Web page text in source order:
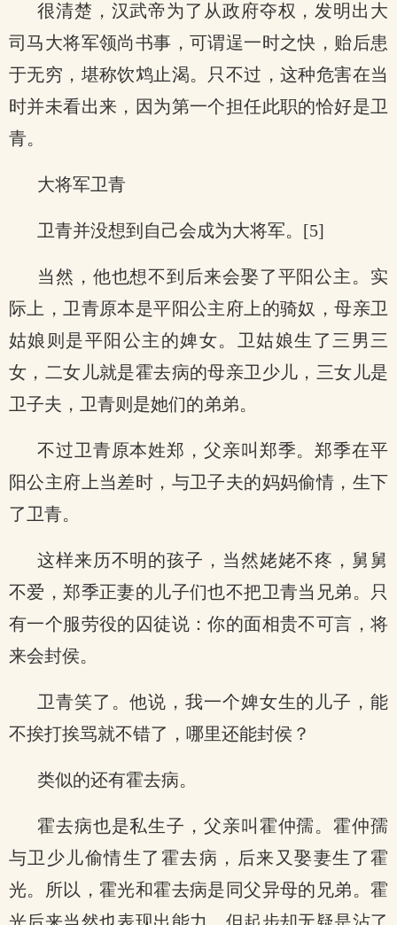
很清楚，汉武帝为了从政府夺权，发明出大
司马大将军领尚书事，可谓逞一时之快，贻后患
于无穷，堪称饮鸩止渴。只不过，这种危害在当
时并未看出来，因为第一个担任此职的恰好是卫
青。
大将军卫青
卫青并没想到自己会成为大将军。[5]
当然，他也想不到后来会娶了平阳公主。实
际上，卫青原本是平阳公主府上的骑奴，母亲卫
姑娘则是平阳公主的婢女。卫姑娘生了三男三
女，二女儿就是霍去病的母亲卫少儿，三女儿是
卫子夫，卫青则是她们的弟弟。
不过卫青原本姓郑，父亲叫郑季。郑季在平
阳公主府上当差时，与卫子夫的妈妈偷情，生下
了卫青。
这样来历不明的孩子，当然姥姥不疼，舅舅
不爱，郑季正妻的儿子们也不把卫青当兄弟。只
有一个服劳役的囚徒说：你的面相贵不可言，将
来会封侯。
卫青笑了。他说，我一个婢女生的儿子，能
不挨打挨骂就不错了，哪里还能封侯？
类似的还有霍去病。
霍去病也是私生子，父亲叫霍仲孺。霍仲孺
与卫少儿偷情生了霍去病，后来又娶妻生了霍
光。所以，霍光和霍去病是同父异母的兄弟。霍